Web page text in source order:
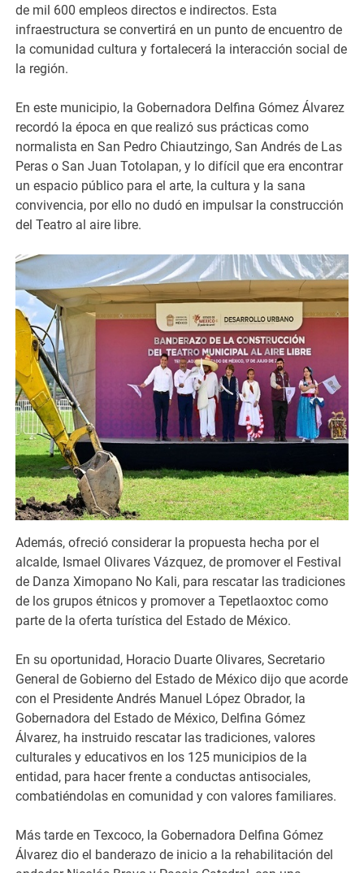
de mil 600 empleos directos e indirectos. Esta
infraestructura se convertirá en un punto de encuentro de
la comunidad cultura y fortalecerá la interacción social de
la región.
En este municipio, la Gobernadora Delfina Gómez Álvarez
recordó la época en que realizó sus prácticas como
normalista en San Pedro Chiautzingo, San Andrés de Las
Peras o San Juan Totolapan, y lo difícil que era encontrar
un espacio público para el arte, la cultura y la sana
convivencia, por ello no dudó en impulsar la construcción
del Teatro al aire libre.
Además, ofreció considerar la propuesta hecha por el
alcalde, Ismael Olivares Vázquez, de promover el Festival
de Danza Ximopano No Kali, para rescatar las tradiciones
de los grupos étnicos y promover a Tepetlaoxtoc como
parte de la oferta turística del Estado de México.
En su oportunidad, Horacio Duarte Olivares, Secretario
General de Gobierno del Estado de México dijo que acorde
con el Presidente Andrés Manuel López Obrador, la
Gobernadora del Estado de México, Delfina Gómez
Álvarez, ha instruido rescatar las tradiciones, valores
culturales y educativos en los 125 municipios de la
entidad, para hacer frente a conductas antisociales,
combatiéndolas en comunidad y con valores familiares.
Más tarde en Texcoco, la Gobernadora Delfina Gómez
Álvarez dio el banderazo de inicio a la rehabilitación del